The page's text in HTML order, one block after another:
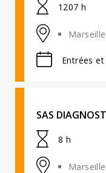
1207 h
Entrées
SAS
8 h